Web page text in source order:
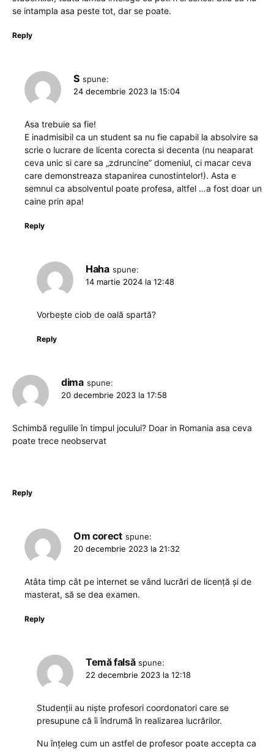
se intampla asa peste tot, dar se poate.
Reply
S spune:
24 decembrie 2023 la 15:04
Asa trebuie sa fie!
E inadmisibil ca un student sa nu fie capabil la absolvire sa
scrie o lucrare de licenta corecta si decenta (nu neaparat
ceva unic si care sa „zdruncine” domeniul, ci macar ceva
care demonstreaza stapanirea cunostintelor!). Asta e
semnul ca absolventul poate profesa, altfel …a fost doar un
caine prin apa!
Reply
Haha spune:
14 martie 2024 la 12:48
Vorbește ciob de oală spartă?
Reply
dima spune:
20 decembrie 2023 la 17:58
Schimbă regulile în timpul jocului? Doar in Romania asa ceva
poate trece neobservat
Reply
Om corect spune:
20 decembrie 2023 la 21:32
Atâta timp cât pe internet se vând lucrări de licență și de
masterat, să se dea examen.
Reply
Temă falsă spune:
22 decembrie 2023 la 12:18
Studenții au niște profesori coordonatori care se
presupune că îi îndrumă în realizarea lucrărilor.
Nu înțeleg cum un astfel de profesor poate accepta ca